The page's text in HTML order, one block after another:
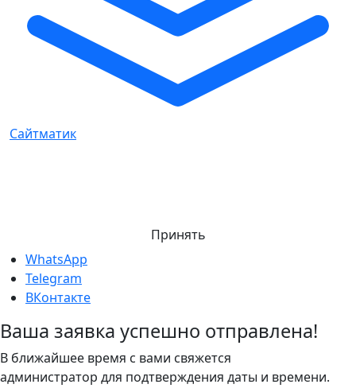
Сайтматик
Принять
WhatsApp
Telegram
ВКонтакте
Ваша заявка успешно отправлена!
В ближайшее время с вами свяжется
администратор для подтверждения даты и времени.